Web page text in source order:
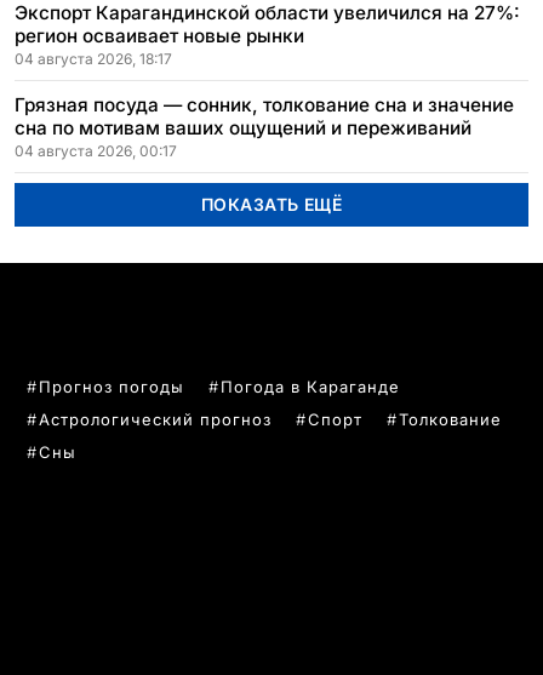
Экспорт Карагандинской области увеличился на 27%:
регион осваивает новые рынки
04 августа 2026, 18:17
Грязная посуда — сонник, толкование сна и значение
сна по мотивам ваших ощущений и переживаний
04 августа 2026, 00:17
ПОКАЗАТЬ ЕЩЁ
Прогноз погоды
Погода в Караганде
Астрологический прогноз
Спорт
Толкование
Сны